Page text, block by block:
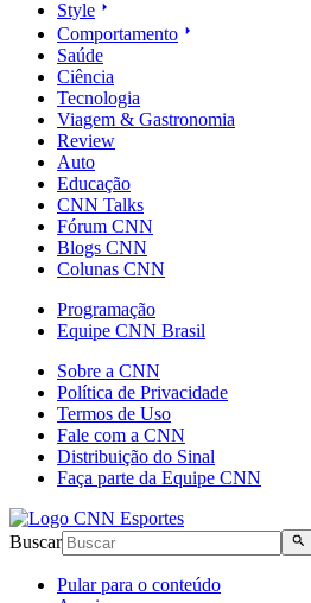
Style
Comportamento
Saúde
Ciência
Tecnologia
Viagem & Gastronomia
Review
Auto
Educação
CNN Talks
Fórum CNN
Blogs CNN
Colunas CNN
Programação
Equipe CNN Brasil
Sobre a CNN
Política de Privacidade
Termos de Uso
Fale com a CNN
Distribuição do Sinal
Faça parte da Equipe CNN
Buscar
Pular para o conteúdo